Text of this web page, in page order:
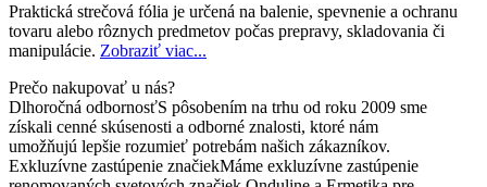
Praktická strečová fólia je určená na balenie, spevnenie a ochranu
tovaru alebo rôznych predmetov počas prepravy, skladovania či
manipulácie. Zobraziť viac...
Prečo nakupovať u nás?
Dlhoročná odbornosťS pôsobením na trhu od roku 2009 sme
získali cenné skúsenosti a odborné znalosti, ktoré nám
umožňujú lepšie rozumieť potrebám našich zákazníkov.
Exkluzívne zastúpenie značiekMáme exkluzívne zastúpenie